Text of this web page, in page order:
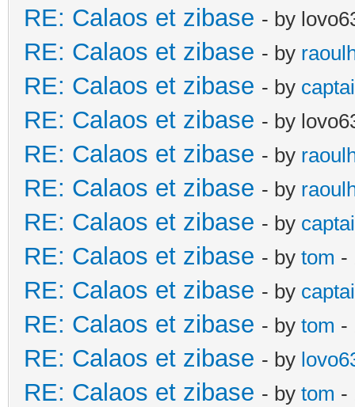
RE: Calaos et zibase - by
RE: Calaos et zibase - by
RE: Calaos et zibase - by
RE: Calaos et zibase - by
RE: Calaos et zibase - by
RE: Calaos et zibase - by
RE: Calaos et zibase - by
RE: Calaos et zibase - by tom -
RE: Calaos et zibase - by
RE: Calaos et zibase - by tom -
RE: Calaos et zibase - by
RE: Calaos et zibase - by tom -